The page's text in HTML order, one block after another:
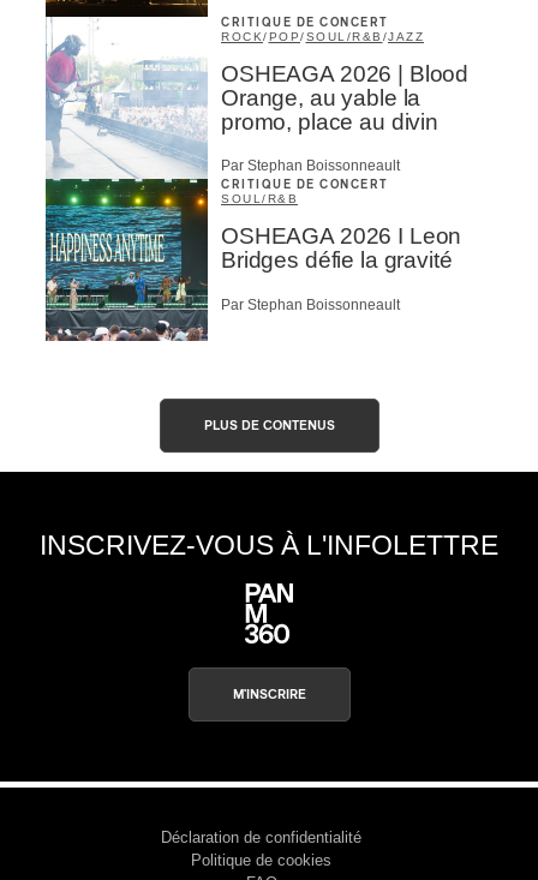
CRITIQUE DE CONCERT
ROCK/POP/SOUL/R&B /JAZZ
OSHEAGA 2026 | Blood
Orange, au yable la
promo, place au divin
Par Stephan Boissonneault
CRITIQUE DE CONCERT
SOUL/R&B
OSHEAGA 2026 I Leon
Bridges défie la gravité
Par Stephan Boissonneault
PLUS DE CONTENUS
INSCRIVEZ-VOUS À L'INFOLETTRE
M'INSCRIRE
Déclaration de confidentialité
Politique de cookies